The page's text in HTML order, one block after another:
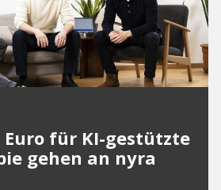
für KI-gestützte
gehen an nyra